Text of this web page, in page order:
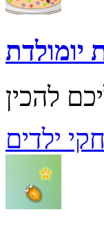
יומולדת
ילדים